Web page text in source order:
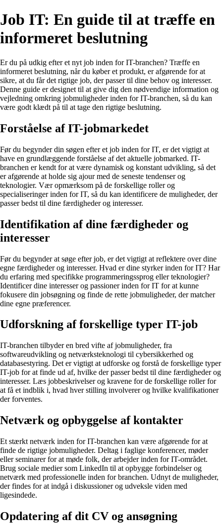
Job IT: En guide til at træffe en
informeret beslutning
Er du på udkig efter et nyt job inden for IT-branchen? Træffe en
informeret beslutning, når du køber et produkt, er afgørende for at
sikre, at du får det rigtige job, der passer til dine behov og interesser.
Denne guide er designet til at give dig den nødvendige information og
vejledning omkring jobmuligheder inden for IT-branchen, så du kan
være godt klædt på til at tage den rigtige beslutning.
Forståelse af IT-jobmarkedet
Før du begynder din søgen efter et job inden for IT, er det vigtigt at
have en grundlæggende forståelse af det aktuelle jobmarked. IT-
branchen er kendt for at være dynamisk og konstant udvikling, så det
er afgørende at holde sig ajour med de seneste tendenser og
teknologier. Vær opmærksom på de forskellige roller og
specialiseringer inden for IT, så du kan identificere de muligheder, der
passer bedst til dine færdigheder og interesser.
Identifikation af dine færdigheder og
interesser
Før du begynder at søge efter job, er det vigtigt at reflektere over dine
egne færdigheder og interesser. Hvad er dine styrker inden for IT? Har
du erfaring med specifikke programmeringssprog eller teknologier?
Identificer dine interesser og passioner inden for IT for at kunne
fokusere din jobsøgning og finde de rette jobmuligheder, der matcher
dine egne præferencer.
Udforskning af forskellige typer IT-job
IT-branchen tilbyder en bred vifte af jobmuligheder, fra
softwareudvikling og netværksteknologi til cybersikkerhed og
databasestyring. Det er vigtigt at udforske og forstå de forskellige typer
IT-job for at finde ud af, hvilke der passer bedst til dine færdigheder og
interesser. Læs jobbeskrivelser og kravene for de forskellige roller for
at få et indblik i, hvad hver stilling involverer og hvilke kvalifikationer
der forventes.
Netværk og opbyggelse af kontakter
Et stærkt netværk inden for IT-branchen kan være afgørende for at
finde de rigtige jobmuligheder. Deltag i faglige konferencer, møder
eller seminarer for at møde folk, der arbejder inden for IT-området.
Brug sociale medier som LinkedIn til at opbygge forbindelser og
netværk med professionelle inden for branchen. Udnyt de muligheder,
der findes for at indgå i diskussioner og udveksle viden med
ligesindede.
Opdatering af dit CV og ansøgning